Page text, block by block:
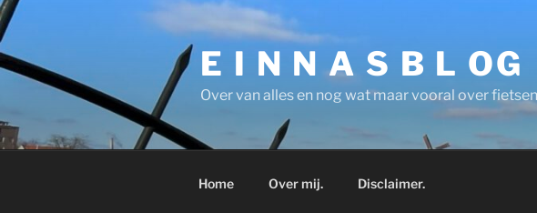
Ga
naar
de
inhoud
E I N N A S B L OG
Over van alles en nog wat maar vooral over
Home Over mij. Disclaimer.